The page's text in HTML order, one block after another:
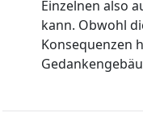
Einzelnen also
kann. Obwohl
Konsequenzen